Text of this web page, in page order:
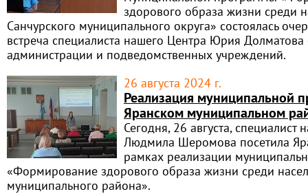
здорового образа жизни среди
Санчурского муниципального округа» состоялась
встреча специалиста нашего Центра Юрия Долматова
администрации и подведомственных учреждений.
26 августа 2024 г.
Реализация муниципальной
Яранском муниципальном
Сегодня, 26 августа, специалист
Людмила Шеромова посетила
рамках реализации
«Формирование здорового образа жизни среди
муниципального района».